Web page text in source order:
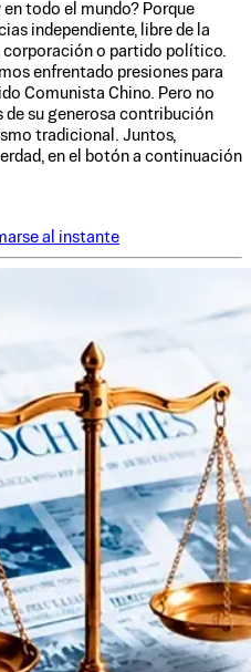
todo el mundo? Porque
independiente, libre de la
corporación o partido político.
enfrentado presiones para
Comunista Chino. Pero no
de su generosa contribución
tradicional. Juntos,
en el botón a continuación
al instante